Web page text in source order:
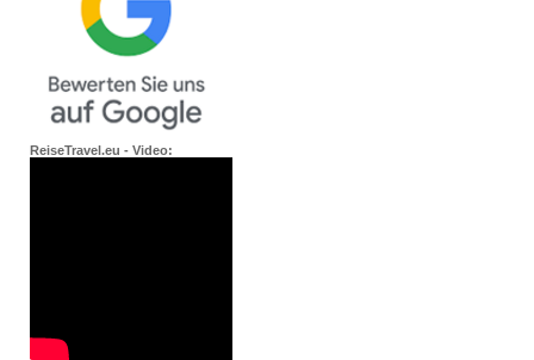
ReiseTravel.eu - Video: